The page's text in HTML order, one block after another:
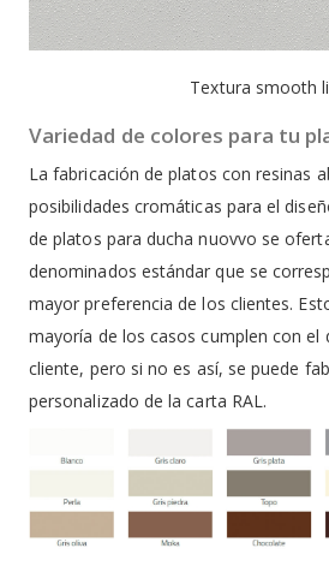
Textura smooth
Variedad de colores para tu
La fabricación de platos con resinas
posibilidades cromáticas para el
de platos para ducha nuovvo se
denominados estándar que se
mayor preferencia de los clientes.
mayoría de los casos cumplen con el
cliente, pero si no es así, se puede
personalizado de la carta RAL.